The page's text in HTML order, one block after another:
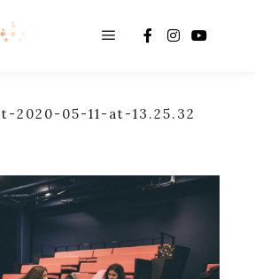
2020-05-11-at-13.25.32